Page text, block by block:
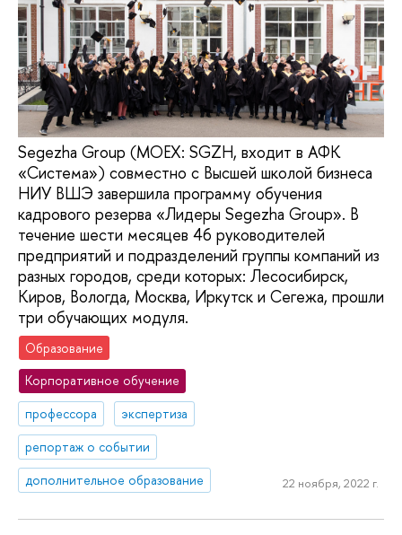
Segezha Group (MOEX: SGZH, входит в АФК
«Система») совместно с Высшей школой бизнеса
НИУ ВШЭ завершила программу обучения
кадрового резерва «Лидеры Segezha Group». В
течение шести месяцев 46 руководителей
предприятий и подразделений группы компаний из
разных городов, среди которых: Лесосибирск,
Киров, Вологда, Москва, Иркутск и Сегежа, прошли
три обучающих модуля.
Образование
Корпоративное обучение
профессора
экспертиза
репортаж о событии
дополнительное образование
22 ноября, 2022 г.